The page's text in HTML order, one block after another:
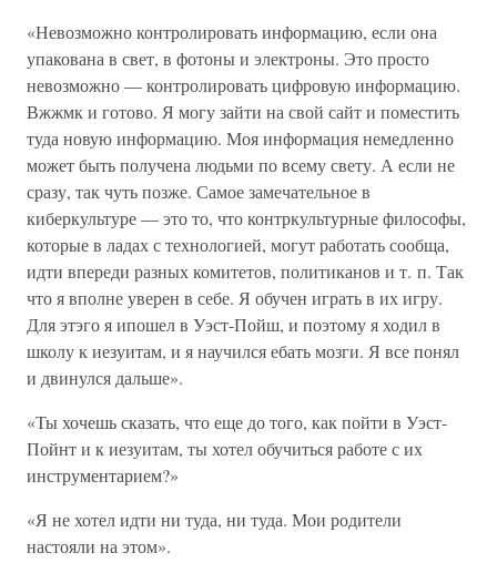
«Невозможно контролировать информацию, если она
упакована в свет, в фотоны и электроны. Это просто
невозможно — контролировать цифровую информацию.
Вжжмк и готово. Я могу зайти на свой сайт и поместить
туда новую информацию. Моя информация немедленно
может быть получена людьми по всему свету. А если не
сразу, так чуть позже. Самое замечательное в
киберкультуре — это то, что контркультурные философы,
которые в ладах с технологией, могут работать сообща,
идти впереди разных комитетов, политиканов и т. п. Так
что я вполне уверен в себе. Я обучен играть в их игру.
Для этэго я ипошел в Уэст-Пойш, и поэтому я ходил в
школу к иезуитам, и я научился ебать мозги. Я все понял
и двинулся дальше».
«Ты хочешь сказать, что еще до того, как пойти в Уэст-
Пойнт и к иезуитам, ты хотел обучиться работе с их
инструментарием?»
«Я не хотел идти ни туда, ни туда. Мои родители
настояли на этом».